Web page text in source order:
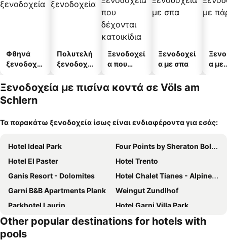
Φθηνά
ξενοδοχεί
Πολυτελή
ξενοδοχεί
Ξενοδοχεί
α που
κατοικίδι
Ξενοδοχεί
α με σπα
α με
Ξενοδοχεία με πισίνα κοντά σε Völs am
Schlern
Τα παρακάτω ξενοδοχεία ίσως είναι ενδιαφέροντα για εσάς:
Hotel Ideal Park
Four Points by Sheraton Bolzano
Hotel El Paster
Hotel Trento
Ganis Resort - Dolomites
Hotel Chalet Tianes - Alpine Relax
Garni B&B Apartments Plank
Weingut Zundlhof
Parkhotel Laurin
Hotel Garni Villa Park
GH Hotel Monzoni
Parc Hotel Miramonti
Hotel Mayr
Other popular destinations for hotels with
pools